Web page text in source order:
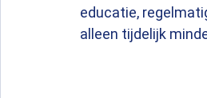
educatie,
alleen tijdelijk